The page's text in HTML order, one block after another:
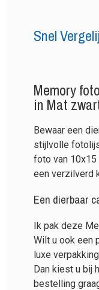
Snel
Memory
in Mat
Bewaar een
stijlvolle
foto van
een verzilverd
Een dierbaar
Ik pak deze
Wilt u ook een
luxe
Dan kiest u bij
bestelling